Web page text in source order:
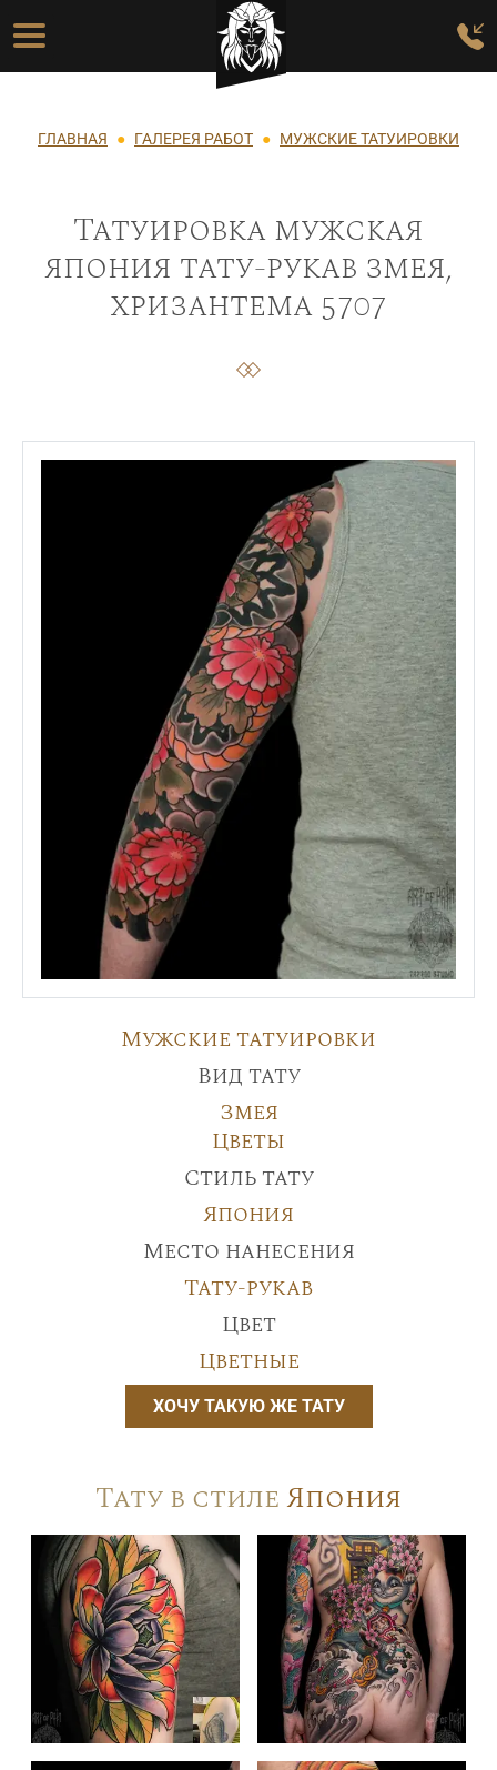
Перейти к основному содержанию
Основная навигация
Строка навигации
ГЛАВНАЯ ГАЛЕРЕЯ РАБОТ МУЖСКИЕ ТАТУИРОВКИ
Татуировка мужская
япония тату-рукав змея,
хризантема 5707
Мужские татуировки
Вид тату
Змея
Цветы
Стиль тату
Япония
Место нанесения
Тату-рукав
Цвет
Цветные
ХОЧУ ТАКУЮ ЖЕ ТАТУ
Тату в стилеЯпония